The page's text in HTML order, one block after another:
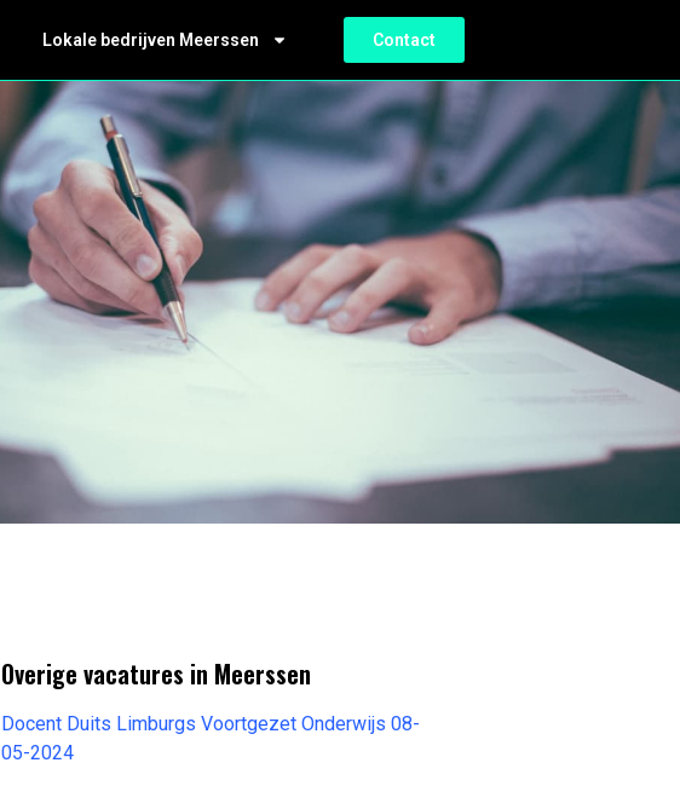
Lokale bedrijven Meerssen Contact
Overige vacatures in Meerssen
Docent Duits Limburgs Voortgezet Onderwijs 08-
05-2024